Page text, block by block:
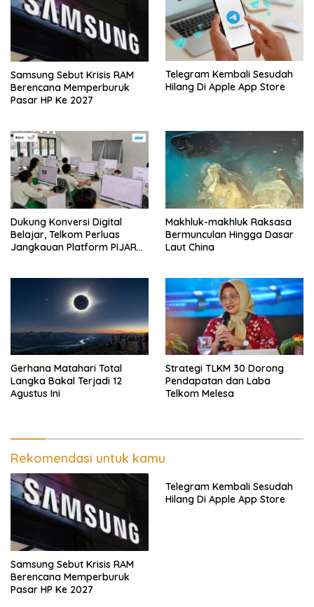
Samsung Sebut Krisis RAM
Berencana Memperburuk
Pasar HP Ke 2027
Telegram Kembali Sesudah
Hilang Di Apple App Store
Dukung Konversi Digital
Belajar, Telkom Perluas
Jangkauan Platform PIJAR
Makhluk-makhluk Raksasa
Bermunculan Hingga Dasar
Laut China
Gerhana Matahari Total
Langka Bakal Terjadi 12
Agustus Ini
Strategi TLKM 30 Dorong
Pendapatan dan Laba
Telkom Melesa
Rekomendasi untuk kamu
Samsung Sebut Krisis RAM
Berencana Memperburuk
Pasar HP Ke 2027
Telegram Kembali Sesudah
Hilang Di Apple App Store